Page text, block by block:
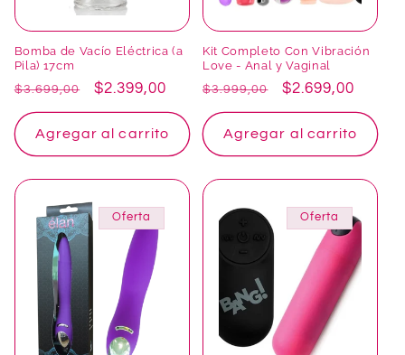
Bomba de Vacío Eléctrica (a
Pila) 17cm
Precio
habitual
$3.699,00
Precio
de
oferta
$2.399,00
Agregar al carrito
Kit Completo Con Vibración
Love - Anal y Vaginal
Precio
habitual
$3.999,00
Precio
de
oferta
$2.699,00
Agregar al carrito
Oferta Oferta